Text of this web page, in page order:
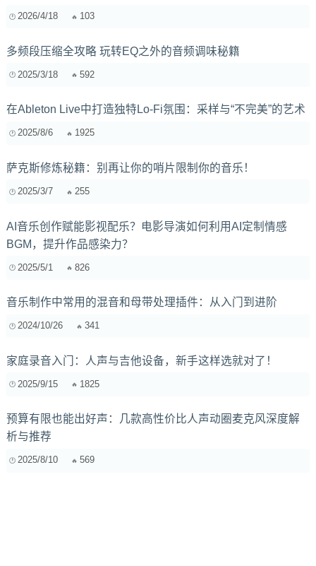
2026/4/18 103
多频段压缩全攻略 玩转EQ之外的音频调味秘籍
2025/3/18 592
在Ableton Live中打造独特Lo-Fi氛围：采样与“不完美”的艺术
2025/8/6 1925
萨克斯修炼秘籍：别再让你的哨片限制你的音乐！
2025/3/7 255
AI音乐创作赋能影视配乐？电影导演如何利用AI定制情感
BGM，提升作品感染力？
2025/5/1 826
音乐制作中常用的混音和母带处理插件：从入门到进阶
2024/10/26 341
家庭录音入门：人声与吉他设备，新手这样选就对了！
2025/9/15 1825
预算有限也能出好声：几款高性价比人声动圈麦克风深度解
析与推荐
2025/8/10 569